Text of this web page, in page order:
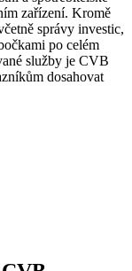
zařízení. Kromě
správy investic,
po celém
služby je CVB
dosahovat